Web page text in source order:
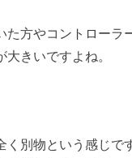
た方やコントローラ
大きいですよね。
く別物という感じで